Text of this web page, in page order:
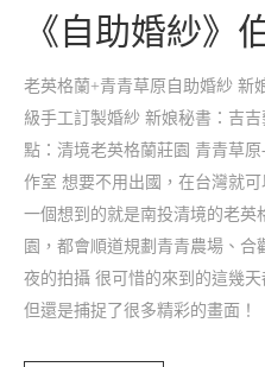
《自助婚紗》
老英格蘭+青青草原自助婚紗 新
級手工訂製婚紗 新娘秘書：吉
點：清境老英格蘭莊園 青青草
作室 想要不用出國，在台灣就
一個想到的就是南投清境的老英
園，都會順道規劃青青農場、
夜的拍攝 很可惜的來到的這幾
但還是捕捉了很多精彩的畫面！